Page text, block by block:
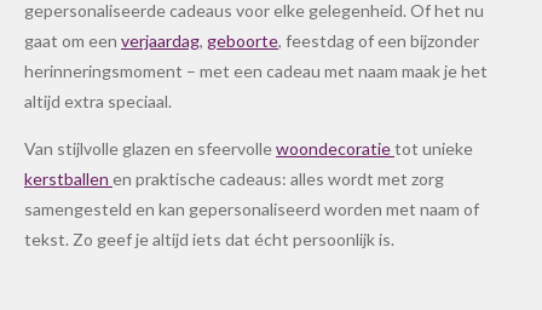
gepersonaliseerde cadeaus voor elke gelegenheid. Of het nu
gaat om een verjaardag, geboorte, feestdag of een bijzonder
herinneringsmoment – met een cadeau met naam maak je het
altijd extra speciaal.
Van stijlvolle glazen en sfeervollewoondecoratietot unieke
kerstballen en praktische cadeaus: alles wordt met zorg
samengesteld en kan gepersonaliseerd worden met naam of
tekst. Zo geef je altijd iets dat écht persoonlijk is.